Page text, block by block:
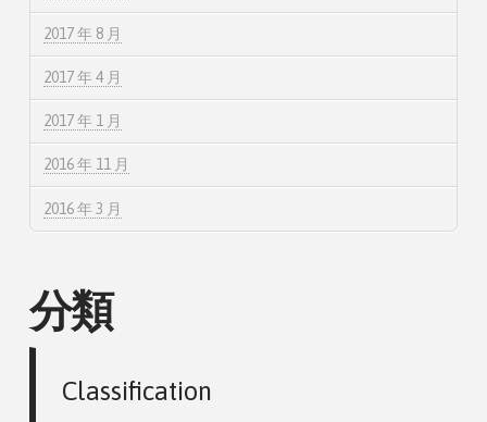
2017 年 8 月
2017 年 4 月
2017 年 1 月
2016 年 11 月
2016 年 3 月
分類
Classification